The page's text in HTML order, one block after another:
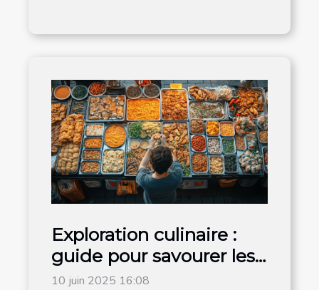
Exploration culinaire :
guide pour savourer les
traditions locales
10 juin 2025 16:08